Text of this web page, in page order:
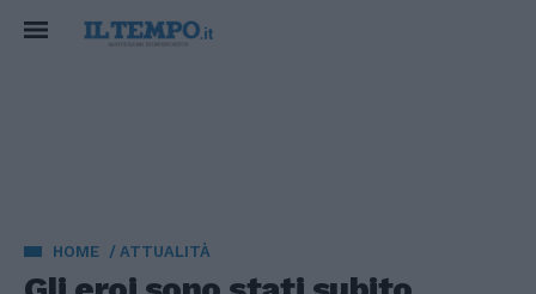
HOME ATTUALITÀ